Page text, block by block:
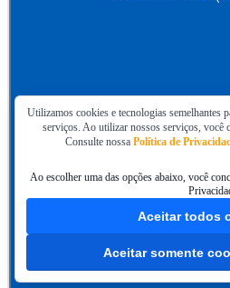
Utilizamos cookies e tecnologias semelhantes
serviços. Ao utilizar nossos serviços, você
Consulte nossa Política de
Ao escolher uma das opções abaixo, você
Aceitar todos
Aceitar somente